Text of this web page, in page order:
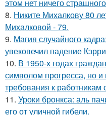
этом нет ничего
8. Никите Михалкову 80
Михалковой - 79.
9. Магия случайного
увековечил падение
10. В 1950-х годах
символом прогресса, но и
требования к работникам
11. Уроки бронкса: аль
его от уличной гибели.